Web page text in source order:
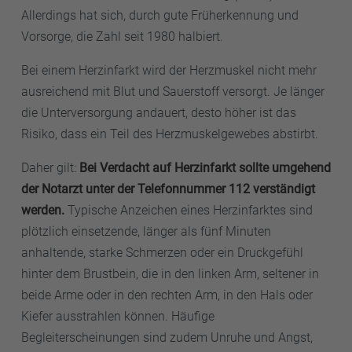
ans Tageslicht. Wer bereits unter bekannten
Vorerkrankungen oder gar Symptomen leidet, sollte
kann durch Ultraschall, EKG und Langzeit-EKG
überprüfen, ob und in welchem Umfang das Herz
angegriffen ist.
Allerdings hat sich, durch gute Früherkennung und
Vorsorge, die Zahl seit 1980 halbiert.
Bei einem Herzinfarkt wird der Herzmuskel nicht mehr
ausreichend mit Blut und Sauerstoff versorgt. Je länger
die Unterversorgung andauert, desto höher ist das
Risiko, dass ein Teil des Herzmuskelgewebes abstirbt.
Daher gilt: Bei Verdacht auf Herzinfarkt sollte umgehend
der Notarzt unter der Telefonnummer 112 verständigt
werden. Typische Anzeichen eines Herzinfarktes sind
plötzlich einsetzende, länger als fünf Minuten
anhaltende, starke Schmerzen oder ein Druckgefühl
hinter dem Brustbein, die in den linken Arm, seltener in
beide Arme oder in den rechten Arm, in den Hals oder
Kiefer ausstrahlen können. Häufige
Begleiterscheinungen sind zudem Unruhe und Angst,